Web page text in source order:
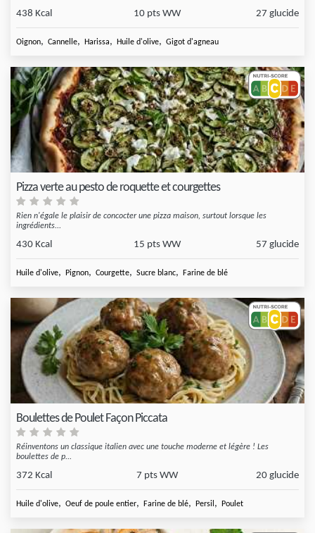
438 Kcal 10 pts WW 27 glucide
Oignon, Cannelle, Harissa, Huile d'olive, Gigot d'agneau
Pizza verte au pesto de roquette et courgettes
Rien n'égale le plaisir de concocter une pizza maison, surtout lorsque les
ingrédients...
430 Kcal 15 pts WW 57 glucide
Huile d'olive, Pignon, Courgette, Sucre blanc, Farine de blé
Boulettes de Poulet Façon Piccata
Réinventons un classique italien avec une touche moderne et légère ! Les
boulettes de p...
372 Kcal 7 pts WW 20 glucide
Huile d'olive, Oeuf de poule entier, Farine de blé, Persil , Poulet